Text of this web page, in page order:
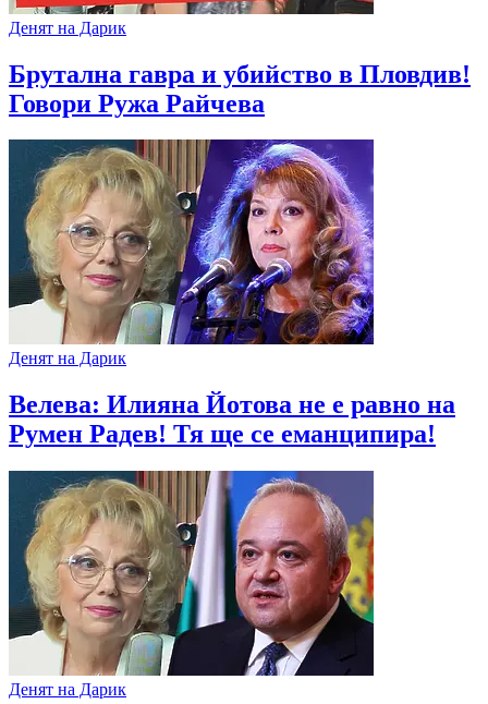
Денят на Дарик
Брутална гавра и убийство в Пловдив!
Говори Ружа Райчева
Денят на Дарик
Велева: Илияна Йотова не е равно на
Румен Радев! Тя ще се еманципира!
Денят на Дарик